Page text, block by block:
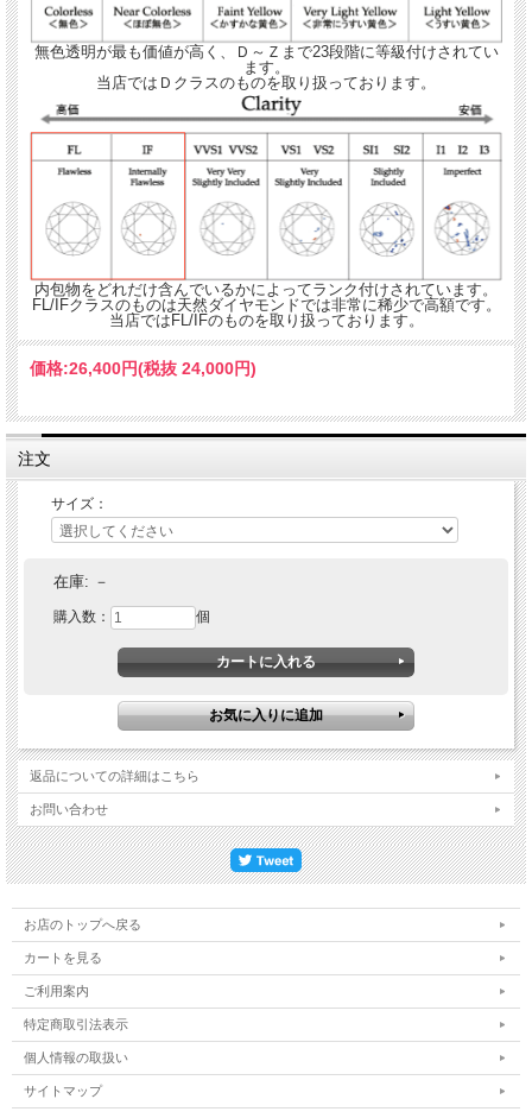
★☆身に着けた時のジュエリーのイメージです。☆★
無色透明が最も価値が高く、Ｄ～Ｚまで23段階に等級付けされてい
ます。
当店ではＤクラスのものを取り扱っております。
内包物をどれだけ含んでいるかによってランク付けされています。
FL/IFクラスのものは天然ダイヤモンドでは非常に稀少で高額です。
当店ではFL/IFのものを取り扱っております。
価格:26,400円(税抜 24,000円)
注文
サイズ：
在庫: －
購入数： 個
返品についての詳細はこちら
お問い合わせ
お店のトップへ戻る
カートを見る
ご利用案内
特定商取引法表示
個人情報の取扱い
サイトマップ